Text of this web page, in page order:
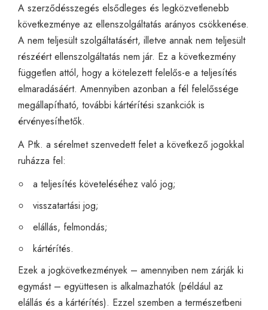
A szerződésszegés elsődleges és legközvetlenebb
következménye az ellenszolgáltatás arányos csökkenése.
A nem teljesült szolgáltatásért, illetve annak nem teljesült
részéért ellenszolgáltatás nem jár. Ez a következmény
független attól, hogy a kötelezett felelős-e a teljesítés
elmaradásáért. Amennyiben azonban a fél felelőssége
megállapítható, további kártérítési szankciók is
érvényesíthetők.
A Ptk. a sérelmet szenvedett felet a következő jogokkal
ruházza fel:
a teljesítés követeléséhez való jog;
visszatartási jog;
elállás, felmondás;
kártérítés.
Ezek a jogkövetkezmények – amennyiben nem zárják ki
egymást – együttesen is alkalmazhatók (például az
elállás és a kártérítés). Ezzel szemben a természetbeni